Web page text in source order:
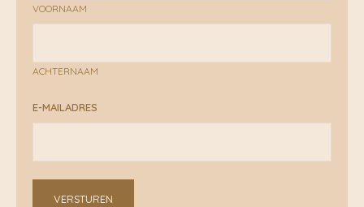
VOORNAAM
ACHTERNAAM
E-MAILADRES
VERSTUREN